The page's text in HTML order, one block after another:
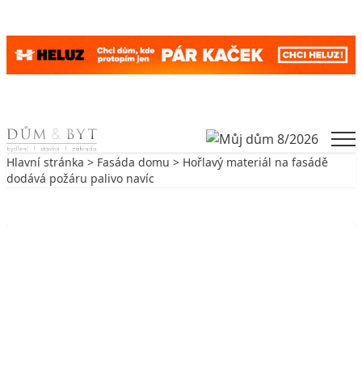
Skip to content
Hlavní stránka > Fasáda domu > Hořlavý materiál na fasádě
dodává požáru palivo navíc